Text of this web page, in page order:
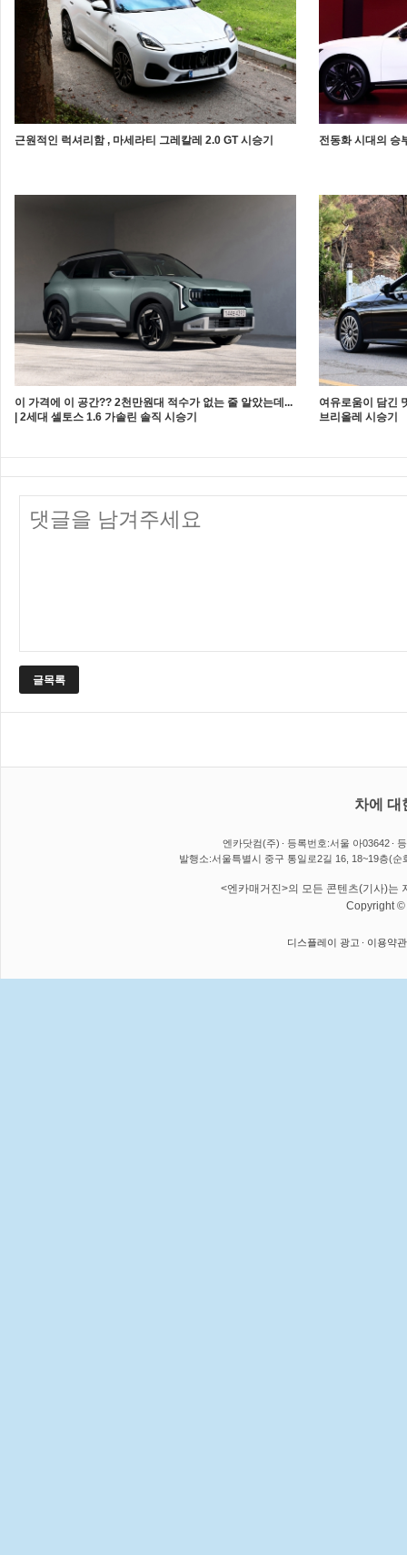
근원적인 럭셔리함 , 마세라티 그레칼레 2.0 GT 시승기 전동화 시대의 승
이 가격에 이 공간?? 2천만원대 적수가 없는 줄 알았는데...
| 2세대 셀토스 1.6 가솔린 솔직 시승기
여유로움이 담긴
브리올레 시승기
글목록
차에 대
엔카닷컴(주) 등록번호:서울 아03642
발행소:서울특별시 중구 통일로2길 16, 18~19층(순
<엔카매거진>의 모든 콘텐츠(기사)는
Copyright ©
디스플레이 광고 이용약관